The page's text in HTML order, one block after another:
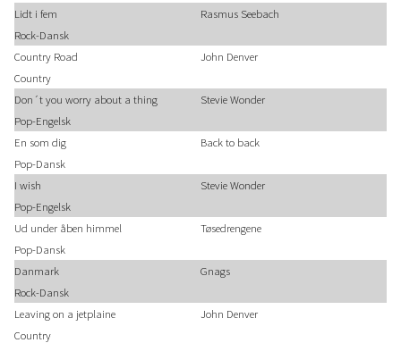
Lidt i fem
Rasmus Seebach
Rock-Dansk
Country Road
John Denver
Country
Don´t you worry about a thing
Stevie Wonder
Pop-Engelsk
En som dig
Back to back
Pop-Dansk
I wish
Stevie Wonder
Pop-Engelsk
Ud under åben himmel
Tøsedrengene
Pop-Dansk
Danmark
Gnags
Rock-Dansk
Leaving on a jetplaine
John Denver
Country